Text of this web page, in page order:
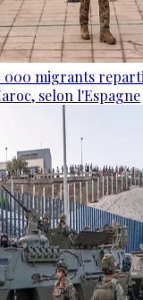
000 migrants
selon l'Espagne